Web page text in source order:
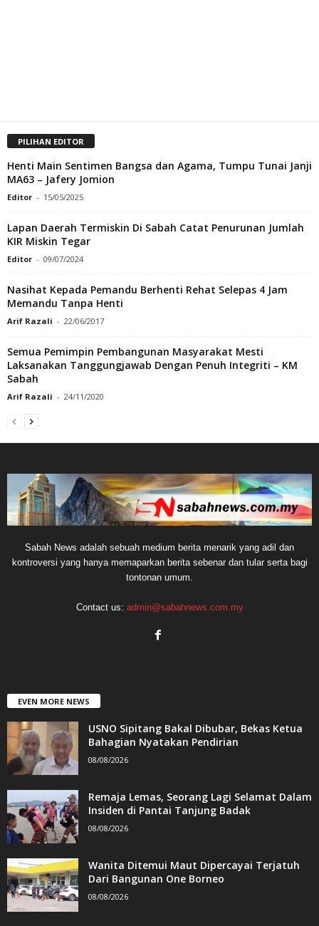
PILIHAN EDITOR
Henti Main Sentimen Bangsa dan Agama, Tumpu Tunai Janji
MA63 – Jafery Jomion
Editor - 15/05/2025
Lapan Daerah Termiskin Di Sabah Catat Penurunan Jumlah
KIR Miskin Tegar
Editor - 09/07/2024
Nasihat Kepada Pemandu Berhenti Rehat Selepas 4 Jam
Memandu Tanpa Henti
Arif Razali - 22/06/2017
Semua Pemimpin Pembangunan Masyarakat Mesti
Laksanakan Tanggungjawab Dengan Penuh Integriti – KM
Sabah
Arif Razali - 24/11/2020
Sabah News adalah sebuah medium berita menarik yang adil dan
kontroversi yang hanya memaparkan berita sebenar dan tular serta bagi
tontonan umum.
Contact us: admin@sabahnews.com.my
EVEN MORE NEWS
USNO Sipitang Bakal Dibubar, Bekas Ketua
Bahagian Nyatakan Pendirian
08/08/2026
Remaja Lemas, Seorang Lagi Selamat Dalam
Insiden di Pantai Tanjung Badak
08/08/2026
Wanita Ditemui Maut Dipercayai Terjatuh
Dari Bangunan One Borneo
08/08/2026